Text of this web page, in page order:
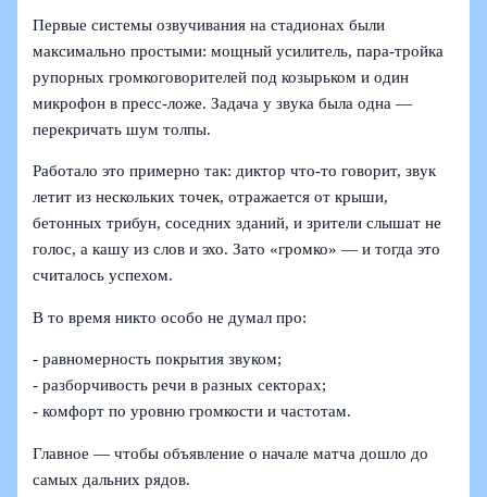
Первые системы озвучивания на стадионах были
максимально простыми: мощный усилитель, пара‑тройка
рупорных громкоговорителей под козырьком и один
микрофон в пресс-ложе. Задача у звука была одна —
перекричать шум толпы.
Работало это примерно так: диктор что‑то говорит, звук
летит из нескольких точек, отражается от крыши,
бетонных трибун, соседних зданий, и зрители слышат не
голос, а кашу из слов и эхо. Зато «громко» — и тогда это
считалось успехом.
В то время никто особо не думал про:
- равномерность покрытия звуком;
- разборчивость речи в разных секторах;
- комфорт по уровню громкости и частотам.
Главное — чтобы объявление о начале матча дошло до
самых дальних рядов.